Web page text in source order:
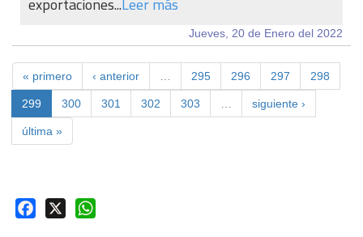
Jueves, 20 de Enero del 2022
« primero ‹ anterior 295 296 297 298
299 300 301 302 303 siguiente ›
última »
Facebook